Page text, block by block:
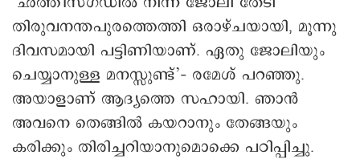
തിരുവനന്തപുരത്തെത്തി ഒരാഴ്ചയായി, മൂന്നു
ദിവസമായി പട്ടിണിയാണ്. ഏതു ജോലിയും
ചെയ്യാനുള്ള മനസ്സുണ്ട്’– രമേശ് പറഞ്ഞു.
അയാളാണ് ആദ്യത്തെ സഹായി. ഞാൻ
അവനെ തെങ്ങിൽ കയറാനും തേങ്ങയും
കരിക്കും തിരിച്ചറിയാനുമൊക്കെ പഠിപ്പിച്ചു.